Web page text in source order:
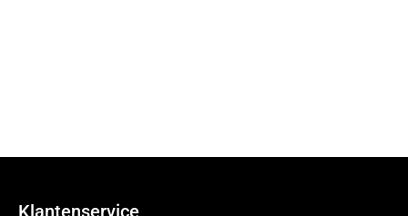
Klantenservice